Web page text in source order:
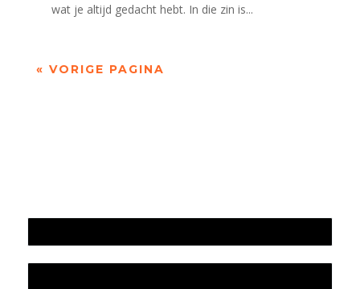
wat je altijd gedacht hebt. In die zin is...
« VORIGE PAGINA